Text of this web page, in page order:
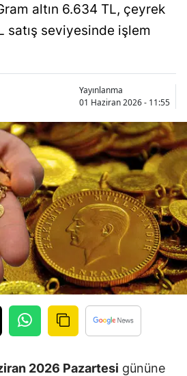
altın 6.634 TL, çeyrek
satış seviyesinde işlem
Yayınlanma
01 Haziran 2026 - 11:55
2026 Pazartesi gününe